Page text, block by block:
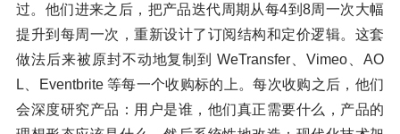
过。他们进来之后，把产品迭代周期从每4到8周一次大幅
提升到每周一次，重新设计了订阅结构和定价逻辑。这套
做法后来被原封不动地复制到 WeTransfer、Vimeo、AO
L、Eventbrite 等每一个收购标的上。每次收购之后，他们
会深度研究产品：用户是谁，他们真正需要什么，产品的